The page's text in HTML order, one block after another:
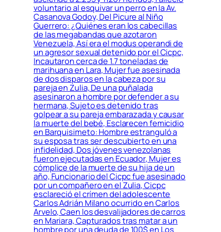
voluntario al esquivar un perro en la Av.
Casanova Godoy, Del Picure al Niño
Guerrero: ¿Quiénes eran los cabecillas
de las megabandas que azotaron
Venezuela, Así era el modus operandi de
un agresor sexual detenido por el Cicpc,
Incautaron cerca de 1.7 toneladas de
marihuana en Lara, Mujer fue asesinada
de dos disparos en la cabeza por su
pareja en Zulia, De una puñalada
asesinaron a hombre por defender a su
hermana, Sujeto es detenido tras
golpear a su pareja embarazada y causar
la muerte del bebé, Esclarecen femicidio
en Barquisimeto: Hombre estranguló a
su esposa tras ser descubierto en una
infidelidad, Dos jóvenes venezolanas
fueron ejecutadas en Ecuador, Mujer es
cómplice de la muerte de su hija de un
año, Funcionario del Cicpc fue asesinado
por un compañero en el Zulia, Cicpc
esclareció el crímen del adolescente
Carlos Adrián Milano ocurrido en Carlos
Arvelo, Caen los desvalijadores de carros
en Mariara, Capturados tras matar a un
hombre por una deuda de 100$ en Los